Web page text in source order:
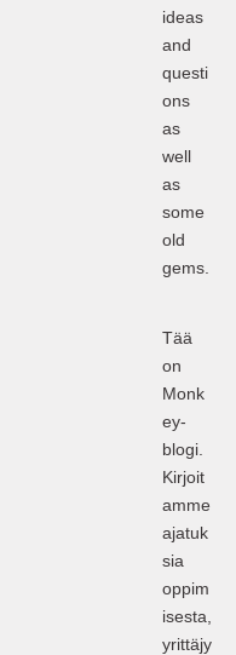
ideas
and
questi
ons
as
well
as
some
old
gems.
Tää
on
Monk
ey-
blogi.
Kirjoit
amme
ajatuk
sia
oppim
isesta,
yrittäjy